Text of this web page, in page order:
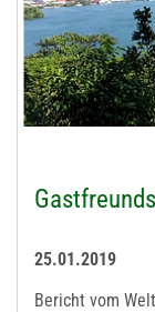
25.01.2019
Bericht vom